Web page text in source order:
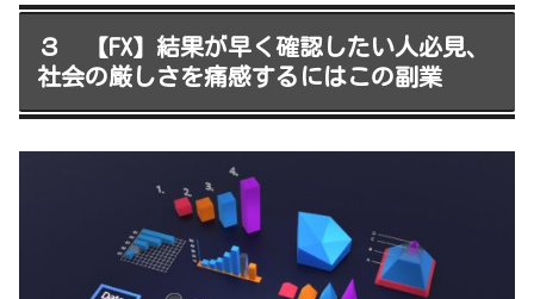
３ 【FX】結果が早く確認したい人必見、
社会の厳しさを痛感するにはこの副業